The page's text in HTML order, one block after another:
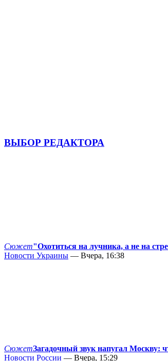
ВЫБОР РЕДАКТОРА
Сюжет"Охотиться на лучника, а не на
Новости Украины — Вчера, 16:38
СюжетЗагадочный звук напугал Москву:
Новости России — Вчера, 15:29